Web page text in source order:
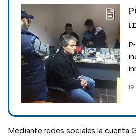
Mediante redes sociales la cuenta